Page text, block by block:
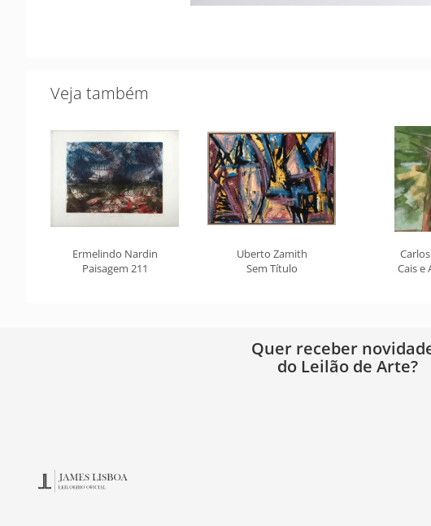
Veja também
Ermelindo Nardin
Paisagem 211
Uberto Zamith
Sem Título
Cais e
Quer receber
do Leilão de Arte?